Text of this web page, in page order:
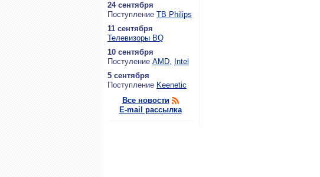
24 сентября
По­ступ­ле­ние ТВ Philips
11 сентября
Теле­ви­зо­ры BQ
10 сентября
По­сту­ле­ние AMD, Intel
5 сентября
По­ступ­ле­ние Keenetic
Все новости
E-mail рассылка